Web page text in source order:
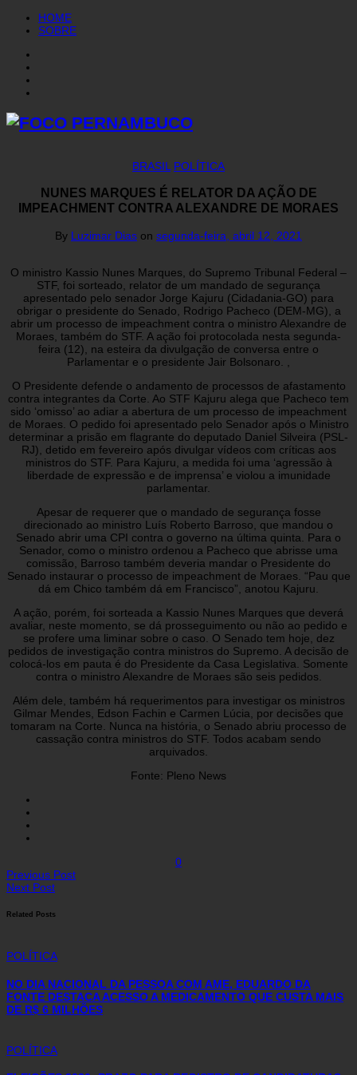
HOME
SOBRE
BRASIL POLÍTICA
NUNES MARQUES É RELATOR DA AÇÃO DE
IMPEACHMENT CONTRA ALEXANDRE DE MORAES
By Luzimar Dias on segunda-feira, abril 12, 2021
O ministro Kassio Nunes Marques, do Supremo Tribunal Federal –
STF, foi sorteado, relator de um mandado de segurança
apresentado pelo senador Jorge Kajuru (Cidadania-GO) para
obrigar o presidente do Senado, Rodrigo Pacheco (DEM-MG), a
abrir um processo de impeachment contra o ministro Alexandre de
Moraes, também do STF. A ação foi protocolada nesta segunda-
feira (12), na esteira da divulgação de conversa entre o
Parlamentar e o presidente Jair Bolsonaro. ,
O Presidente defende o andamento de processos de afastamento
contra integrantes da Corte. Ao STF Kajuru alega que Pacheco tem
sido ‘omisso’ ao adiar a abertura de um processo de impeachment
de Moraes. O pedido foi apresentado pelo Senador após o Ministro
determinar a prisão em flagrante do deputado Daniel Silveira (PSL-
RJ), detido em fevereiro após divulgar vídeos com críticas aos
ministros do STF. Para Kajuru, a medida foi uma ‘agressão à
liberdade de expressão e de imprensa’ e violou a imunidade
parlamentar.
Apesar de requerer que o mandado de segurança fosse
direcionado ao ministro Luís Roberto Barroso, que mandou o
Senado abrir uma CPI contra o governo na última quinta. Para o
Senador, como o ministro ordenou a Pacheco que abrisse uma
comissão, Barroso também deveria mandar o Presidente do
Senado instaurar o processo de impeachment de Moraes. “Pau que
dá em Chico também dá em Francisco”, anotou Kajuru.
A ação, porém, foi sorteada a Kassio Nunes Marques que deverá
avaliar, neste momento, se dá prosseguimento ou não ao pedido e
se profere uma liminar sobre o caso. O Senado tem hoje, dez
pedidos de investigação contra ministros do Supremo. A decisão de
colocá-los em pauta é do Presidente da Casa Legislativa. Somente
contra o ministro Alexandre de Moraes são seis pedidos.
Além dele, também há requerimentos para investigar os ministros
Gilmar Mendes, Edson Fachin e Carmen Lúcia, por decisões que
tomaram na Corte. Nunca na história, o Senado abriu processo de
cassação contra ministros do STF. Todos acabam sendo
arquivados.
Fonte: Pleno News
0
Previous Post
Next Post
Related Posts
POLÍTICA
NO DIA NACIONAL DA PESSOA COM AME, EDUARDO DA
FONTE DESTACA ACESSO A MEDICAMENTO QUE CUSTA MAIS
DE R$ 6 MILHÕES
POLÍTICA